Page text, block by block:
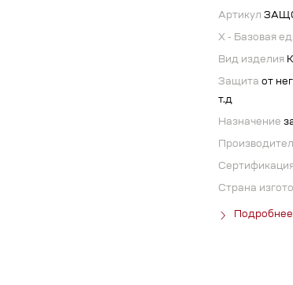
Артикул
X - Базовая
Вид изделия
Защита от
т.д
Назначение
Страна
Подробнее